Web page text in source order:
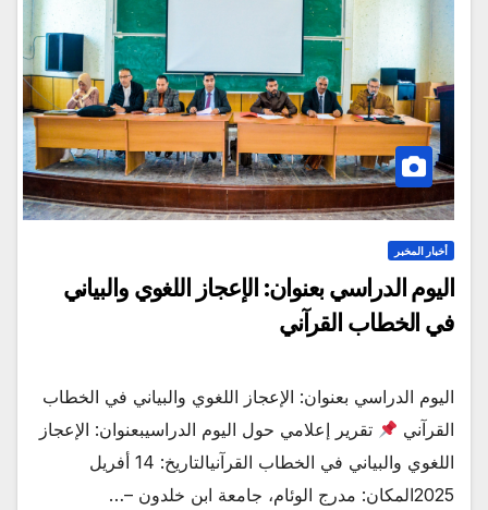
أخبار المخبر
اليوم الدراسي بعنوان: الإعجاز اللغوي والبياني
في الخطاب القرآني
اليوم الدراسي بعنوان: الإعجاز اللغوي والبياني في الخطاب
القرآني
تقرير إعلامي حول اليوم الدراسيبعنوان: الإعجاز
اللغوي والبياني في الخطاب القرآنيالتاريخ: 14 أفريل
2025المكان: مدرج الوئام، جامعة ابن خلدون –…